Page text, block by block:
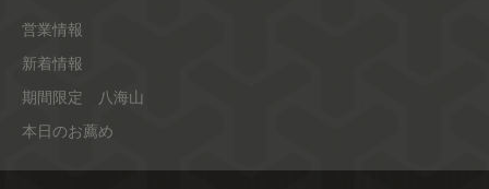
営業情報
新着情報
期間限定 八海山
本日のお薦め